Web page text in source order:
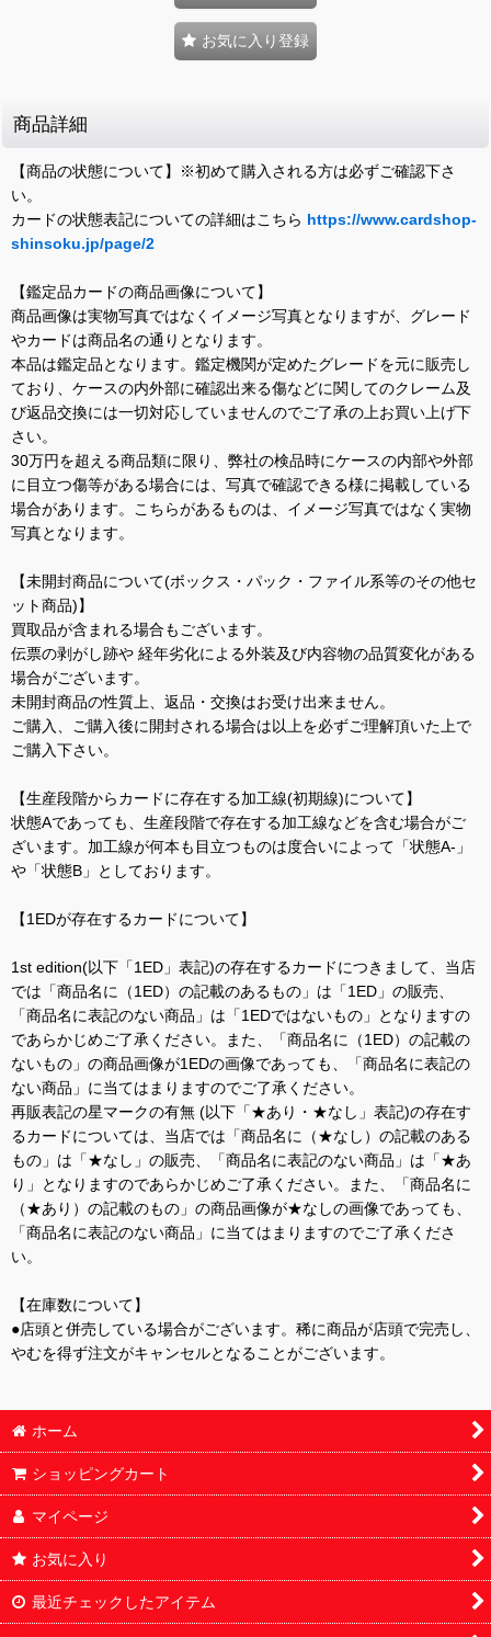
お気に入り登録
商品詳細
【商品の状態について】※初めて購入される方は必ずご確認下さ
い。
カードの状態表記についての詳細はこちら https://www.cardshop-
shinsoku.jp/page/2
【鑑定品カードの商品画像について】
商品画像は実物写真ではなくイメージ写真となりますが、グレード
やカードは商品名の通りとなります。
本品は鑑定品となります。鑑定機関が定めたグレードを元に販売し
ており、ケースの内外部に確認出来る傷などに関してのクレーム及
び返品交換には一切対応していませんのでご了承の上お買い上げ下
さい。
30万円を超える商品類に限り、弊社の検品時にケースの内部や外部
に目立つ傷等がある場合には、写真で確認できる様に掲載している
場合があります。こちらがあるものは、イメージ写真ではなく実物
写真となります。
【未開封商品について(ボックス・パック・ファイル系等のその他セ
ット商品)】
買取品が含まれる場合もございます。
伝票の剥がし跡や 経年劣化による外装及び内容物の品質変化がある
場合がございます。
未開封商品の性質上、返品・交換はお受け出来ません。
ご購入、ご購入後に開封される場合は以上を必ずご理解頂いた上で
ご購入下さい。
【生産段階からカードに存在する加工線(初期線)について】
状態Aであっても、生産段階で存在する加工線などを含む場合がご
ざいます。加工線が何本も目立つものは度合いによって「状態A-」
や「状態B」としております。
【1EDが存在するカードについて】
1st edition(以下「1ED」表記)の存在するカードにつきまして、当店
では「商品名に（1ED）の記載のあるもの」は「1ED」の販売、
「商品名に表記のない商品」は「1EDではないもの」となりますの
であらかじめご了承ください。また、「商品名に（1ED）の記載の
ないもの」の商品画像が1EDの画像であっても、「商品名に表記の
ない商品」に当てはまりますのでご了承ください。
再販表記の星マークの有無 (以下「★あり・★なし」表記)の存在す
るカードについては、当店では「商品名に（★なし）の記載のある
もの」は「★なし」の販売、「商品名に表記のない商品」は「★あ
り」となりますのであらかじめご了承ください。また、「商品名に
（★あり）の記載のもの」の商品画像が★なしの画像であっても、
「商品名に表記のない商品」に当てはまりますのでご了承くださ
い。
【在庫数について】
●店頭と併売している場合がございます。稀に商品が店頭で完売し、
やむを得ず注文がキャンセルとなることがございます。
ホーム
ショッピングカート
マイページ
お気に入り
最近チェックしたアイテム